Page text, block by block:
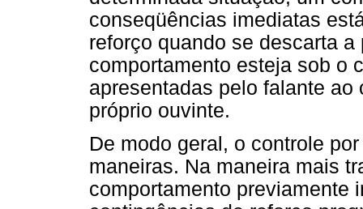
conseqüências imediatas
reforço quando se descarta
comportamento esteja sob o
apresentadas pelo falante
próprio ouvinte.
De modo geral, o controle
maneiras. Na maneira mais
comportamento previamente